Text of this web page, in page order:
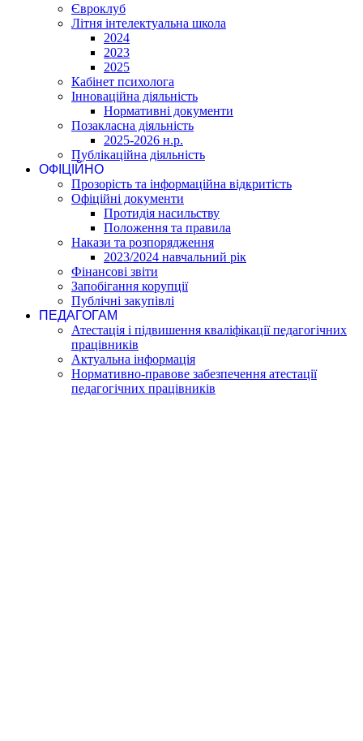
Євроклуб
Літня інтелектуальна школа
2024
2023
2025
Кабінет психолога
Інноваційна діяльність
Нормативні документи
Позакласна діяльність
2025-2026 н.р.
Публікаційна діяльність
ОФІЦІЙНО
Прозорість та інформаційна відкритість
Офіційні документи
Протидія насильству
Положення та правила
Накази та розпорядження
2023/2024 навчальний рік
Фінансові звіти
Запобігання корупції
Публічні закупівлі
ПЕДАГОГАМ
Атестація і підвишення кваліфікації педагогічних
працівників
Актуальна інформація
Нормативно-правове забезпечення атестації
педагогічних працівників